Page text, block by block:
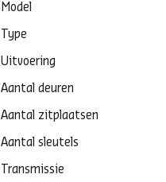
Model
Type
Uitvoering
Aantal deuren
Aantal zitplaatsen
Aantal sleutels
Transmissie